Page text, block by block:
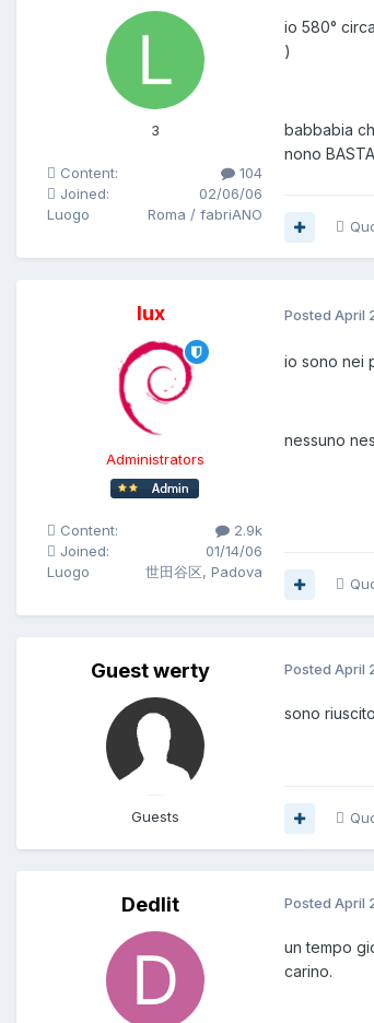
3
Content:
104
Joined:
02/06/06
Luogo
Roma / fabriANO
io 580°
)
babbabia
nono BASTA
lux
Administrators
Content:
2.9k
Joined:
01/14/06
Luogo
世田谷区, Padova
Posted April
io sono nei
nessuno
Guest werty
Guests
Posted April
sono
Dedlit Posted April
un tempo
carino.